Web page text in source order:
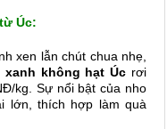
Úc:
xen lẫn chút chua nhẹ,
xanh không hạt Úc rơi
kg. Sự nổi bật của nho
lớn, thích hợp làm quà